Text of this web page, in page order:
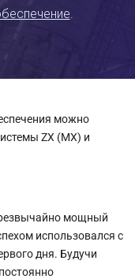
можно
ZX (МХ) и
мощный
использовался с
дня. Будучи